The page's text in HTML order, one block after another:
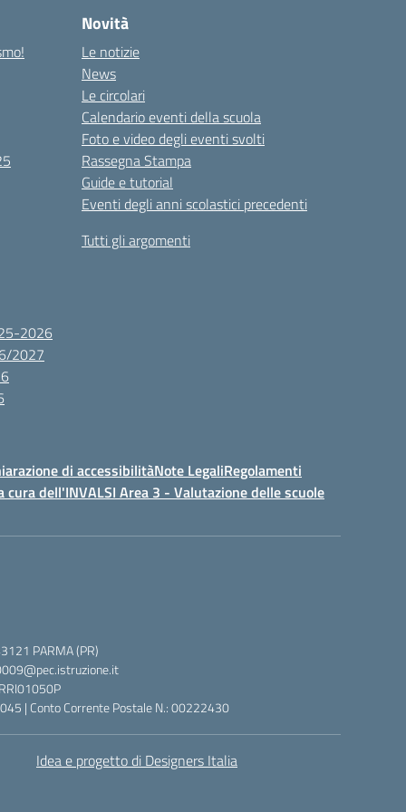
2026
2027
Novità
Le notizie
News
Le circolari
Calendario eventi della scuola
Foto e video degli eventi svolti
Rassegna Stampa
Guide e tutorial
Eventi degli anni scolastici precedenti
Tutti gli argomenti
di accessibilitàNote LegaliRegolamenti
cura dell'INVALSI Area 3 - Valutazione delle scuole
PARMA (PR)
| Conto Corrente Postale N.: 00222430
Idea e progetto di Designers Italia